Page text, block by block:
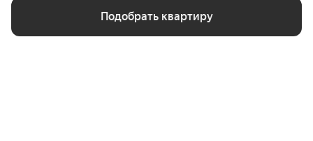
Подобрать квартиру